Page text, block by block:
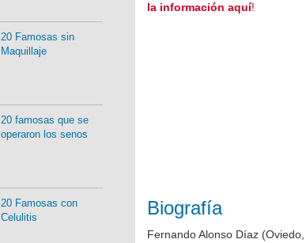
la información aquí!
Biografía
Fernando Alonso Díaz
20 Famosas sin
Maquillaje
20 famosas que se
operaron los senos
20 Famosas con
Celulitis